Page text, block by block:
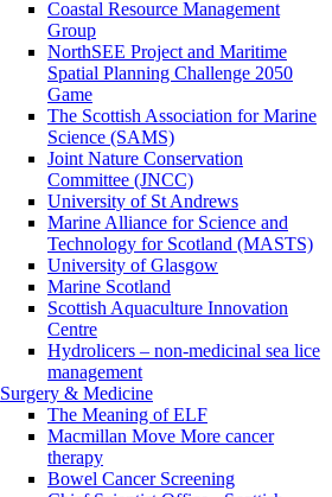
Coastal Resource Management
Group
NorthSEE Project and Maritime
Spatial Planning Challenge 2050
Game
The Scottish Association for Marine
Science (SAMS)
Joint Nature Conservation
Committee (JNCC)
University of St Andrews
Marine Alliance for Science and
Technology for Scotland (MASTS)
University of Glasgow
Marine Scotland
Scottish Aquaculture Innovation
Centre
Hydrolicers – non-medicinal sea lice
management
Surgery & Medicine
The Meaning of ELF
Macmillan Move More cancer
therapy
Bowel Cancer Screening